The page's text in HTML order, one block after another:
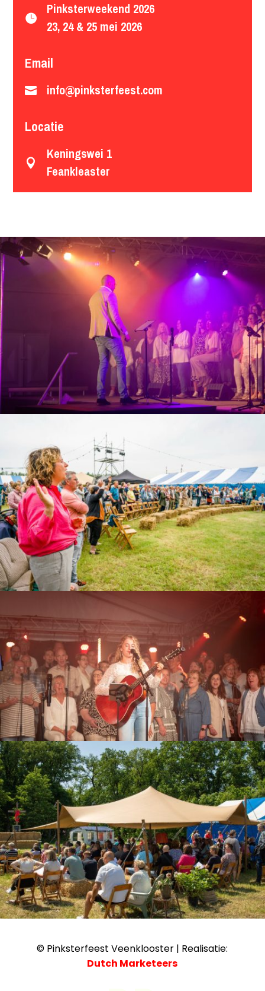

Pinksterweekend 2026
23, 24 & 25 mei 2026
Email
 info@pinksterfeest.com
Locatie

Keningswei 1
Feankleaster
© Pinksterfeest Veenklooster | Realisatie:
Dutch Marketeers